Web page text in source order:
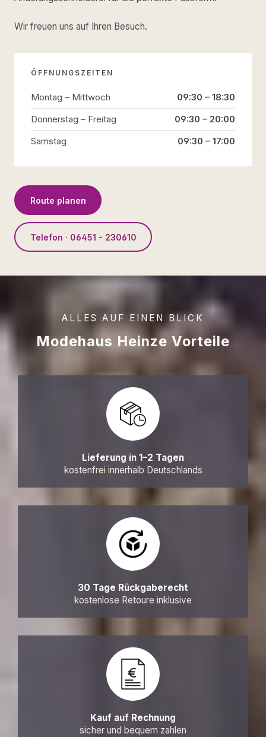
Wir freuen uns auf Ihren Besuch.
ÖFFNUNGSZEITEN
Montag – Mittwoch
09:30 – 18:30
Donnerstag – Freitag
09:30 – 20:00
Samstag
09:30 – 17:00
Route planen
Telefon · 06451 - 230610
ALLES AUF EINEN BLICK
Modehaus Heinze Vorteile
Lieferung in 1–2 Tagen
kostenfrei innerhalb Deutschlands
30 Tage Rückgaberecht
kostenlose Retoure inklusive
Kauf auf Rechnung
sicher und bequem zahlen